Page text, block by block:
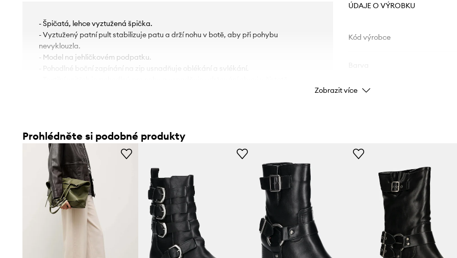
- Špičatá, lehce vyztužená špička.
- Vyztužený patní pult stabilizuje patu a drží nohu v botě, aby při pohybu
nevyklouzla.
- Model na jehličkovém podpatku.
- Pohodlné boční zapínání na zip usnadňuje oblékání a svlékání.
- Rozměry pro velikost: 37.
ÚDAJE O VÝROBKU
Kód výrobce
Značka
ID produktu
Zobrazit více
Prohlédněte si podobné produkty